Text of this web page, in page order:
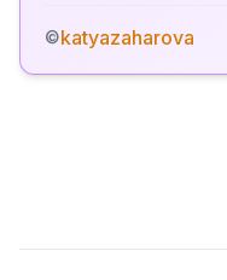
©katyazaharova